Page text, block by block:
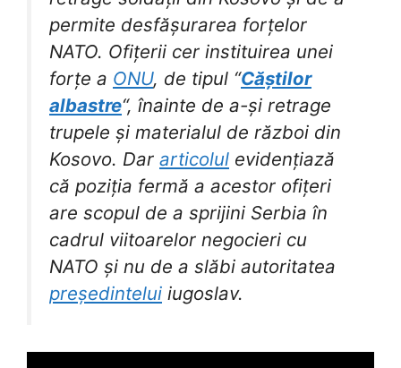
permite desfășurarea forțelor
NATO. Ofițerii cer instituirea unei
forțe a ONU, de tipul “Căștilor
albastre“, înainte de a-și retrage
trupele și materialul de război din
Kosovo. Dar articolul evidențiază
că poziția fermă a acestor ofițeri
are scopul de a sprijini Serbia în
cadrul viitoarelor negocieri cu
NATO și nu de a slăbi autoritatea
președintelui iugoslav.